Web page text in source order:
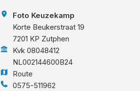
Foto Keuzekamp
Korte Beukerstraat 19
7201 KP Zutphen
Kvk 08048412
NL002144600B24
Route
0575-511962